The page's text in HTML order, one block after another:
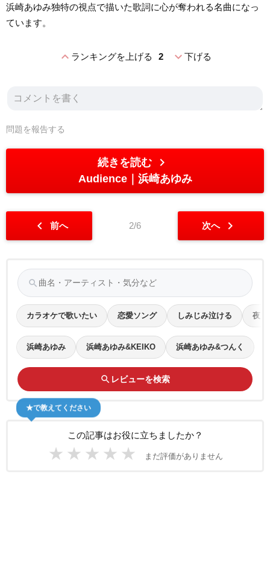
浜崎あゆみ独特の視点で描いた歌詞に心が奪われる名曲になっ
ています。
expand_lessランキングを上げる 2 expand_more下げる
問題を報告する
続きを読む chevron_right
Audience 浜崎あゆみ
chevron_left 前へ 2/6 次へ chevron_right
search
カラオケで歌いたい 恋愛ソング しみじみ泣ける 夜ド
浜崎あゆみ 浜崎あゆみ&KEIKO 浜崎あゆみ&つんく
search レビューを検索
この記事はお役に立ちましたか？
★ ★ ★ ★ ★ まだ評価がありません
★で教えてください